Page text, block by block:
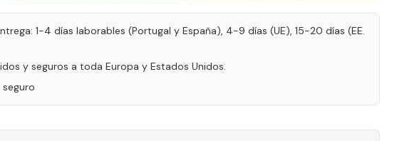
1-4 días laborables (Portugal y España), 4-9 días (UE), 15-20 días (EE.
y seguros a toda Europa y Estados Unidos.
seguro